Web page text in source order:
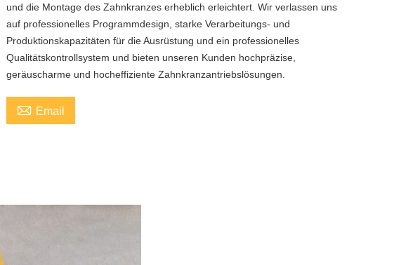
und die Montage des Zahnkranzes erheblich erleichtert. Wir verlassen uns
auf professionelles Programmdesign, starke Verarbeitungs- und
Produktionskapazitäten für die Ausrüstung und ein professionelles
Qualitätskontrollsystem und bieten unseren Kunden hochpräzise, ​​
geräuscharme und hocheffiziente Zahnkranzantriebslösungen.
 Email